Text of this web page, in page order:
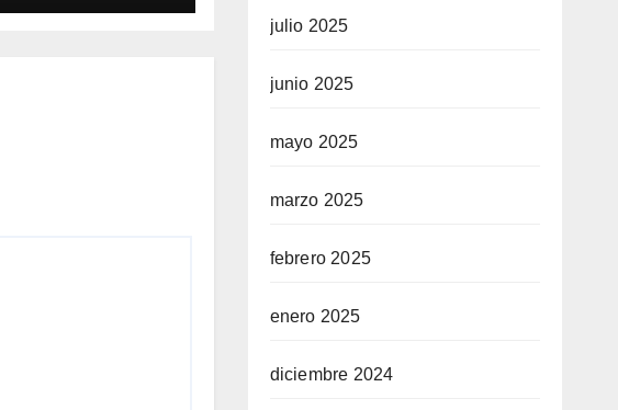
julio 2025
junio 2025
mayo 2025
marzo 2025
febrero 2025
enero 2025
diciembre 2024